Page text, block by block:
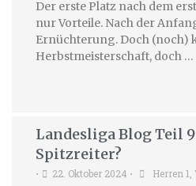
Der erste Platz nach dem
nur Vorteile. Nach der
Ernüchterung. Doch (noch)
Herbstmeisterschaft, doch …
Landesliga Blog Teil
Spitzreiter?
• 22. Oktober 2024 • Herren 1,